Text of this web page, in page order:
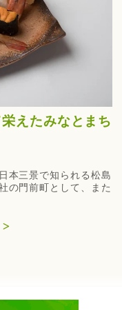
えたみなとまち
本三景で知られる松島
の門前町として、また